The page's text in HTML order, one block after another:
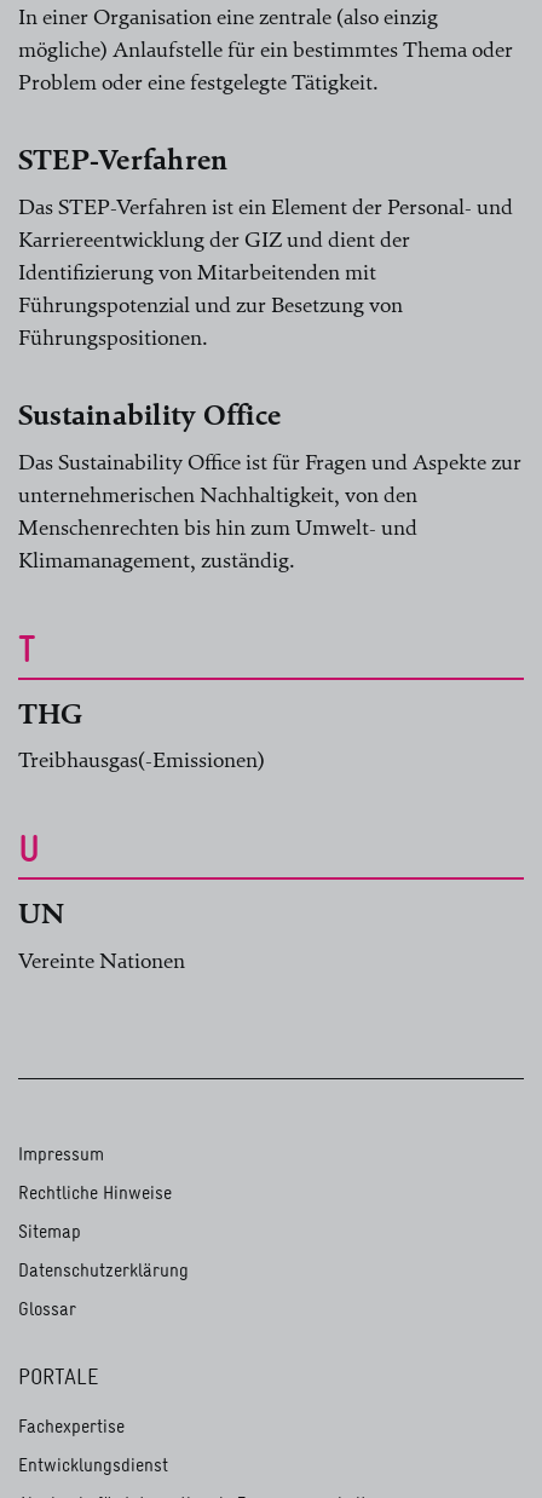
In einer Organisation eine zentrale (also einzig
mögliche) Anlaufstelle für ein bestimmtes Thema oder
Problem oder eine festgelegte Tätigkeit.
STEP-Verfahren
Das STEP-Verfahren ist ein Element der Personal- und
Karriereentwicklung der GIZ und dient der
Identifizierung von Mitarbeitenden mit
Führungspotenzial und zur Besetzung von
Führungspositionen.
Sustainability Office
Das Sustainability Office ist für Fragen und Aspekte zur
unternehmerischen Nachhaltigkeit, von den
Menschenrechten bis hin zum Umwelt- und
Klimamanagement, zuständig.
T
THG
Treibhausgas(-Emissionen)
U
UN
Vereinte Nationen
Impressum
Rechtliche Hinweise
Sitemap
Datenschutzerklärung
Glossar
PORTALE
Fachexpertise
Entwicklungsdienst